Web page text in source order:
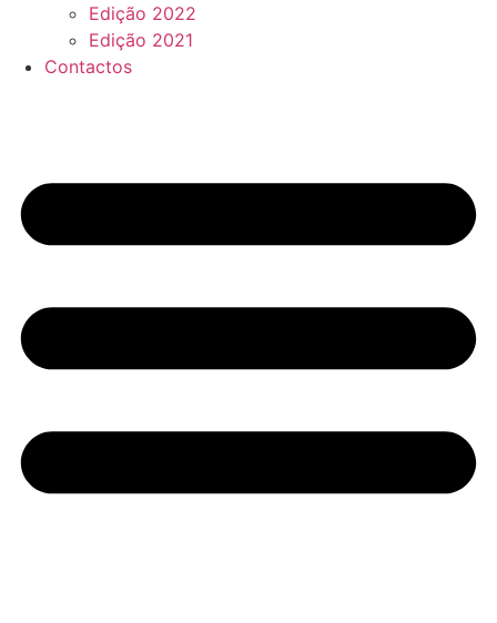
Edição 2022
Edição 2021
Contactos